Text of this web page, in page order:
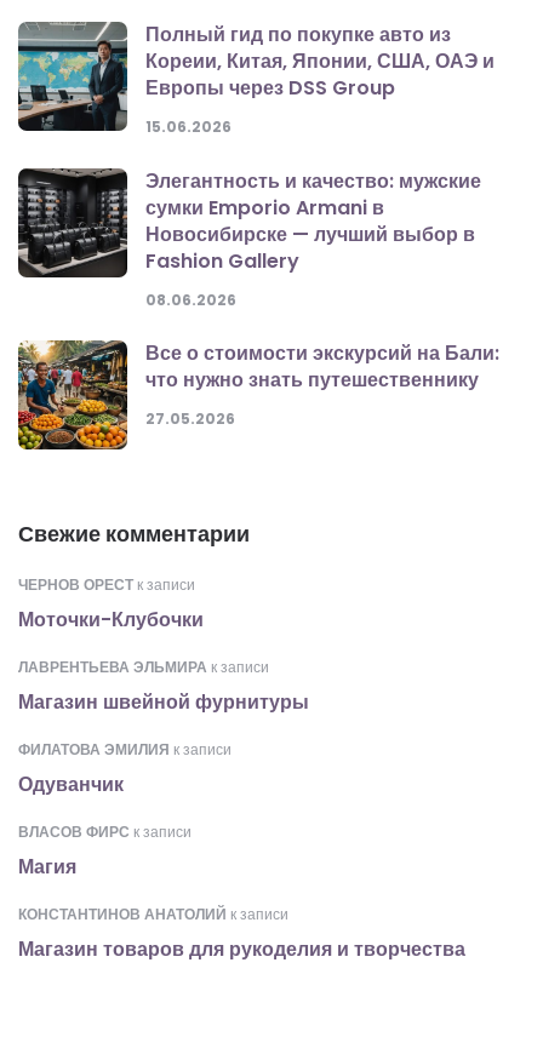
Полный гид по покупке авто из
Кореии, Китая, Японии, США, ОАЭ и
Европы через DSS Group
15.06.2026
Элегантность и качество: мужские
сумки Emporio Armani в
Новосибирске — лучший выбор в
Fashion Gallery
08.06.2026
Все о стоимости экскурсий на Бали:
что нужно знать путешественнику
27.05.2026
Свежие комментарии
ЧЕРНОВ ОРЕСТ к записи
Моточки-Клубочки
ЛАВРЕНТЬЕВА ЭЛЬМИРА к записи
Магазин швейной фурнитуры
ФИЛАТОВА ЭМИЛИЯ к записи
Одуванчик
ВЛАСОВ ФИРС к записи
Магия
КОНСТАНТИНОВ АНАТОЛИЙ к записи
Магазин товаров для рукоделия и творчества